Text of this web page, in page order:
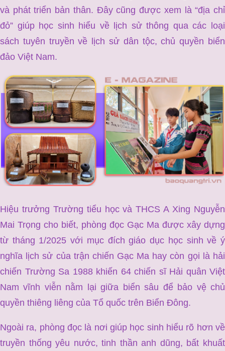
và phát triển bản thân. Đây cũng được xem là “địa chỉ
đỏ” giúp học sinh hiểu về lịch sử thông qua các loại
sách tuyên truyền về lịch sử dân tộc, chủ quyền biển
đảo Việt Nam.
Hiệu trưởng Trường tiểu học và THCS A Xing Nguyễn
Mai Trọng cho biết, phòng đọc Gạc Ma được xây dựng
từ tháng 1/2025 với mục đích giáo dục học sinh về ý
nghĩa lịch sử của trận chiến Gạc Ma hay còn gọi là hải
chiến Trường Sa 1988 khiến 64 chiến sĩ Hải quân Việt
Nam vĩnh viễn nằm lại giữa biển sâu để bảo vệ chủ
quyền thiêng liêng của Tổ quốc trên Biển Đông.
Ngoài ra, phòng đọc là nơi giúp học sinh hiểu rõ hơn về
truyền thống yêu nước, tinh thần anh dũng, bất khuất